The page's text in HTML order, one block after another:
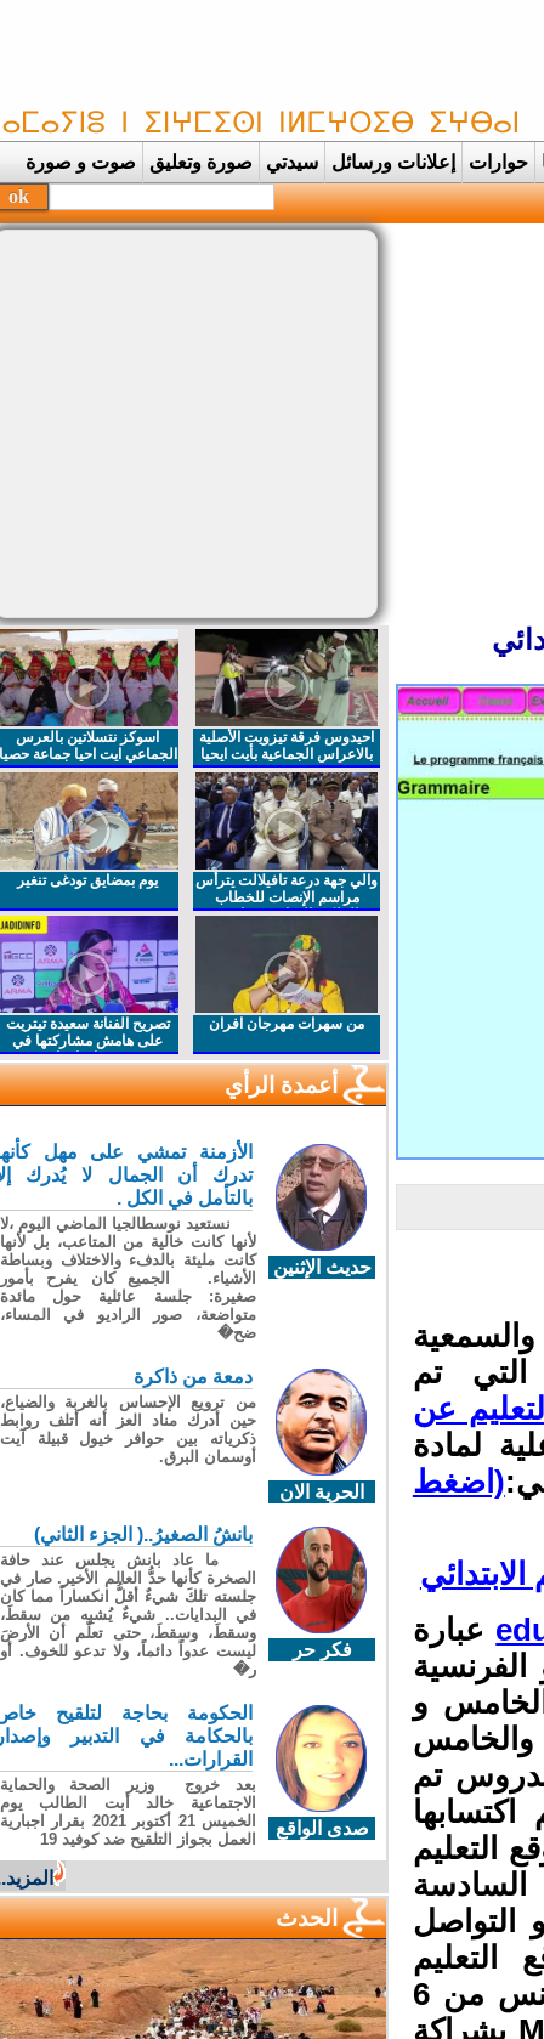
حوارات إعلانات ورسائل سيدتي صورة وتعليق صوت و صورة
تم
عن
لمادة
(اضغط
عبارة
و
تم
موقع التعليم
الابتدائي في منتدى التعليم الإبداعي العربي بتونس من 6
إلى 7 أكتوبر 2010 الذي تنظمه شركة Microsoft بشراكة
احيدوس فرقة تيزويت الأصلية
بالاعراس الجماعية بأيت ايحيا
اسوكز نتسلاتين بالعرس
الجماعي ايت احيا جماعة حصيا
والي جهة درعة تافيلالت يترأس
مراسم الإنصات للخطاب
الملكي السامي بمناسبة
يوم بمضايق تودغى تنغير
من سهرات مهرجان افران
تصريح الفنانة سعيدة تيتريت
على هامش مشاركتها في
مهرجان افران
أعمدة الرأي
حديث الإثنين
الأزمنة تمشي على مهل كأنها
تدرك أن الجمال لا يُدرك إلا
بالتأمل في الكل .
نستعيد نوسطالجيا الماضي اليوم ،لا
لأنها كانت خالية من المتاعب، بل لأنها
كانت مليئة بالدفء والاختلاف وبساطة
الأشياء. الجميع كان يفرح بأمور
صغيرة: جلسة عائلية حول مائدة
متواضعة، صور الراديو في المساء،
ضح�
الحرية الان
دمعة من ذاكرة
من ترويع الإحساس بالغربة والضياع،
حين أدرك مناد العز أنه أتلف روابط
ذكرياته بين حوافر خيول قبيلة آيت
أوسمان البرق.
فكر حر
بانشُ الصغيرُ..( الجزء الثاني)
ما عاد بانش يجلس عند حافة
الصخرة كأنها حدُّ العالم الأخير. صار في
جلسته تلكَ شيءٌ أقلُّ انكساراً مما كان
في البدايات.. شيءٌ يُشبِه من سقطَ،
وسقطَ، وسقطَ، حتى تعلّم أن الأرضَ
ليست عدواً دائماً، ولا تدعو للخوف. أو
ر�
صدى الواقع
الحكومة بحاجة لتلقيح خاص
بالحكامة في التدبير وإصدار
القرارات...
بعد خروج وزير الصحة والحماية
الاجتماعية خالد أبت الطالب يوم
الخميس 21 أكتوبر 2021 بقرار اجبارية
العمل بجواز التلقيح ضد كوفيد 19
المزيد...
الحدث